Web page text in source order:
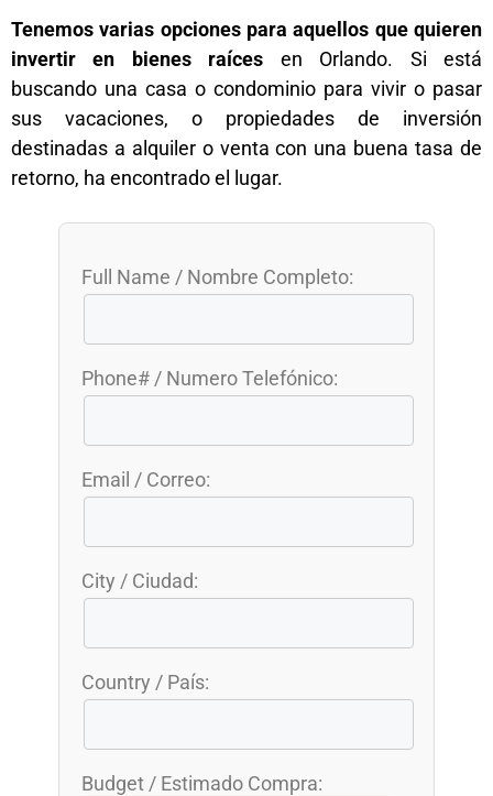
Tenemos varias opciones para aquellos que quieren
invertir en bienes raíces en Orlando. Si está
buscando una casa o condominio para vivir o pasar
sus vacaciones, o propiedades de inversión
destinadas a alquiler o venta con una buena tasa de
retorno, ha encontrado el lugar.
Full Name / Nombre Completo:
Phone# / Numero Telefónico:
Email / Correo:
City / Ciudad:
Country / País:
Budget / Estimado Compra: